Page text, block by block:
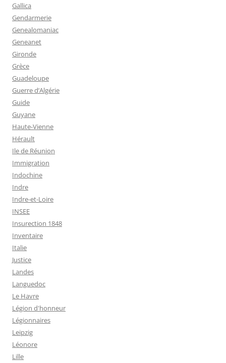
Gallica
Gendarmerie
Genealomaniac
Geneanet
Gironde
Grèce
Guadeloupe
Guerre d’Algérie
Guide
Guyane
Haute-Vienne
Hérault
Ile de Réunion
Immigration
Indochine
Indre
Indre-et-Loire
INSEE
Insurection 1848
Inventaire
Italie
Justice
Landes
Languedoc
Le Havre
Légion d'honneur
Légionnaires
Leipzig
Léonore
Lille